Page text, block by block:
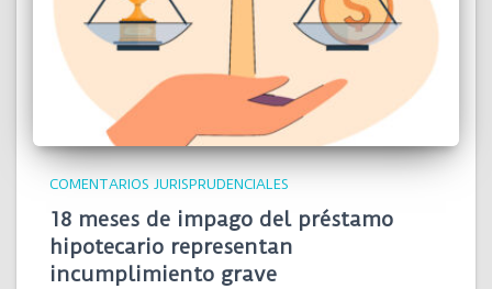
COMENTARIOS JURISPRUDENCIALES
18 meses de impago del préstamo
hipotecario representan
incumplimiento grave